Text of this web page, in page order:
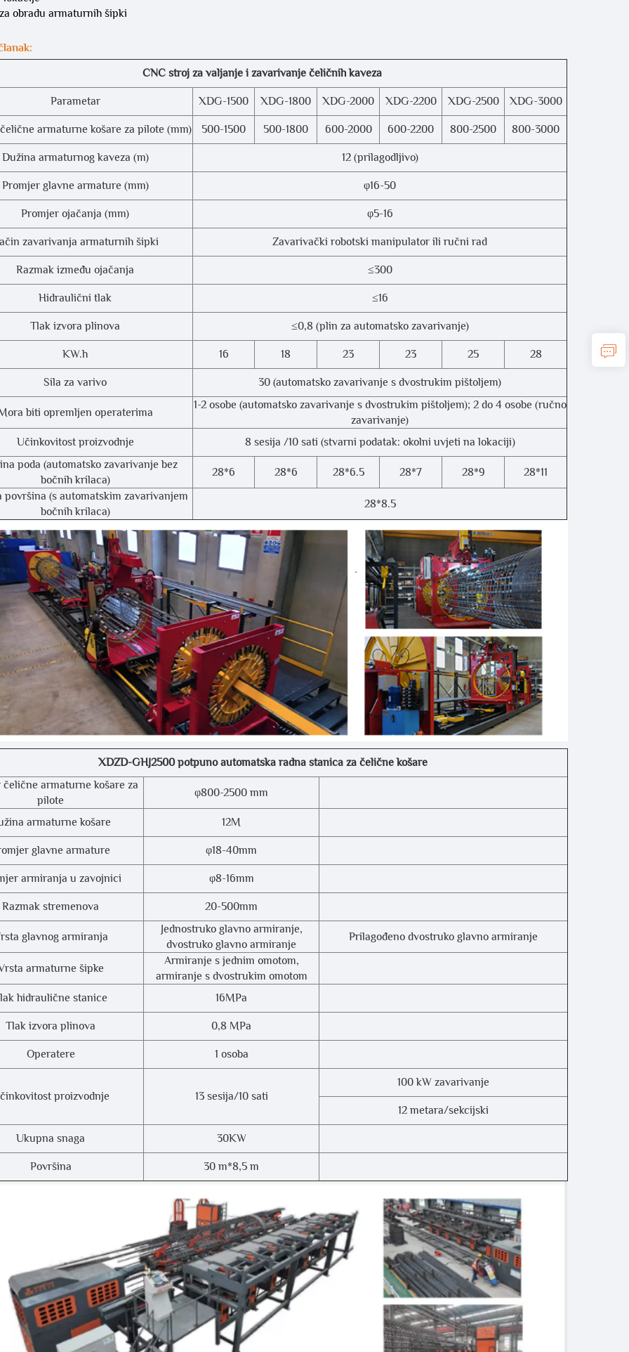
obradu armaturnih šipki
CNC stroj za valjanje i zavarivanje čeličnih kaveza
Parametar XDG-1500 XDG-1800 XDG-2000 XDG-2200 XDG-2500 XDG-3000
armaturne košare za pilote (mm) 500-1500 500-1800 600-2000 600-2200 800-2500 800-3000
Dužina armaturnog kaveza (m) 12 (prilagodljivo)
Promjer glavne armature (mm) φ16-50
Promjer ojačanja (mm) φ5-16
zavarivanja armaturnih šipki Zavarivački robotski manipulator ili ručni rad
Razmak između ojačanja ≤300
Hidraulični tlak ≤16
Tlak izvora plinova ≤0,8 (plin za automatsko zavarivanje)
KW.h 16 18 23 23 25 28
Sila za varivo 30 (automatsko zavarivanje s dvostrukim pištoljem)
biti opremljen operaterima
1-2 osobe (automatsko zavarivanje s dvostrukim pištoljem); 2 do 4 osobe (ručno
zavarivanje)
Učinkovitost proizvodnje
8 sesija /10 sati (stvarni podatak: okolni uvjeti na lokaciji)
poda (automatsko zavarivanje bez
bočnih krilaca)
28*6 28*6 28*6.5 28*7 28*9
28*11
površina (s automatskim zavarivanjem
bočnih krilaca)
28*8.5
XDZD-GHJ2500 potpuno automatska radna stanica za čelične košare
čelične armaturne košare za
pilote
φ800-2500 mm
armaturne košare 12M
glavne armature φ18-40mm
armiranja u zavojnici φ8-16mm
Razmak stremenova 20-500mm
glavnog armiranja
Jednostruko glavno armiranje,
dvostruko glavno armiranje
Prilagođeno dvostruko glavno armiranje
armaturne šipke
Armiranje s jednim omotom,
armiranje s dvostrukim omotom
hidraulične stanice
16MPa
Tlak izvora plinova 0,8 MPa
Operatere 1 osoba
proizvodnje 13 sesija/10 sati
100 kW zavarivanje
12 metara/sekcijski
Ukupna snaga 30KW
Površina 30 m*8,5 m